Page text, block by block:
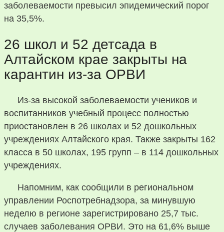
заболеваемости превысил эпидемический порог
на 35,5%.
26 школ и 52 детсада в
Алтайском крае закрыты на
карантин из-за ОРВИ
Из-за высокой заболеваемости учеников и
воспитанников учебный процесс полностью
приостановлен в 26 школах и 52 дошкольных
учреждениях Алтайского края. Также закрыты 162
класса в 50 школах, 195 групп – в 114 дошкольных
учреждениях.
Напомним, как сообщили в региональном
управлении Роспотребнадзора, за минувшую
неделю в регионе зарегистрировано 25,7 тыс.
случаев заболевания ОРВИ. Это на 61,6% выше